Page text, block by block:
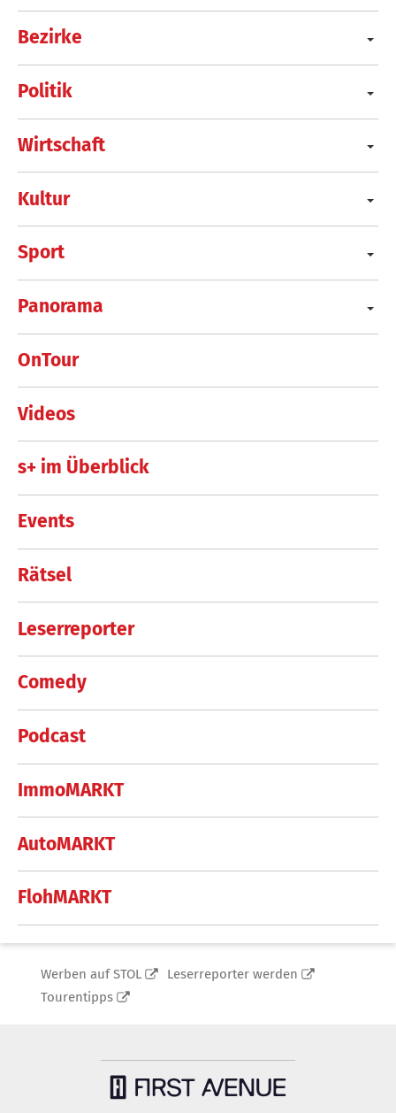
Bezirke
Politik
Wirtschaft
Kultur
Sport
Panorama
OnTour
Videos
s+ im Überblick
Events
Rätsel
Leserreporter
Comedy
Podcast
ImmoMARKT
AutoMARKT
FlohMARKT
Werben auf STOL
Leserreporter werden
Tourentipps